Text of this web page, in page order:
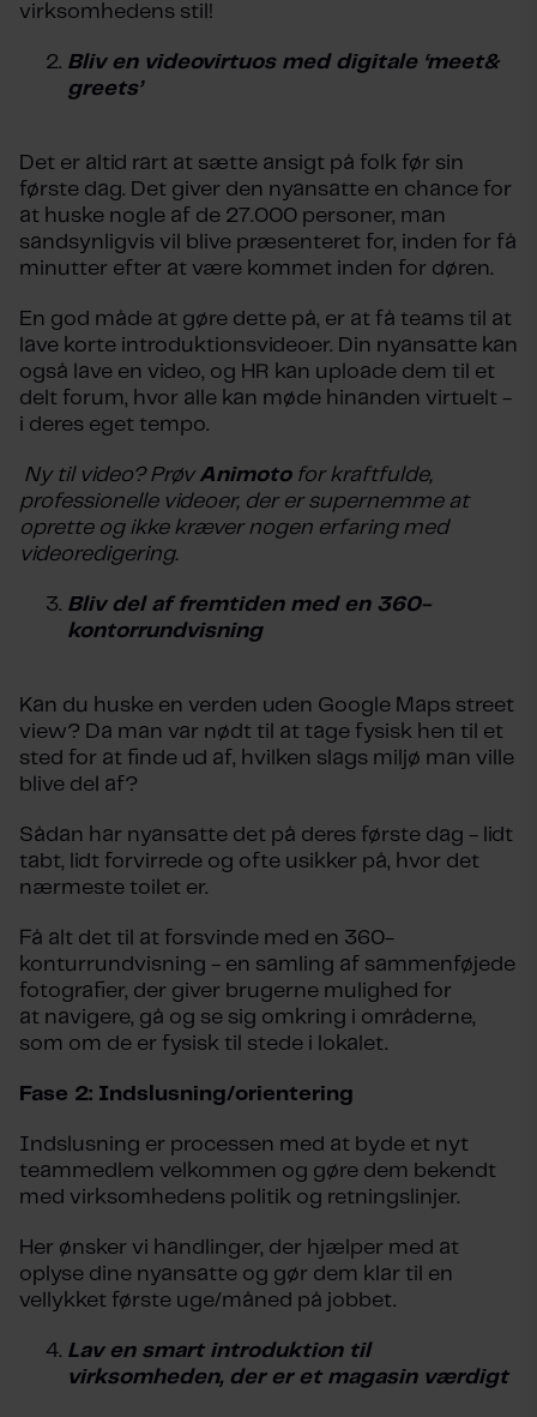
virksomhedens stil!
Bliv en videovirtuos med digitale ‘meet&
greets’
Det er altid rart at sætte ansigt på folk før sin
første dag. Det giver den nyansatte en chance for
at huske nogle af de 27.000 personer, man
sandsynligvis vil blive præsenteret for, inden for få
minutter efter at være kommet inden for døren.
En god måde at gøre dette på, er at få teams til at
lave korte introduktionsvideoer. Din nyansatte kan
også lave en video, og HR kan uploade dem til et
delt forum, hvor alle kan møde hinanden virtuelt -
i deres eget tempo.
Ny til video? PrøvAnimotofor kraftfulde,
professionelle videoer, der er supernemme at
oprette og ikke kræver nogen erfaring med
videoredigering.
Bliv del af fremtiden med en 360-
kontorrundvisning
Kan du huske en verden uden Google Maps street
view? Da man var nødt til at tage fysisk hen til et
sted for at finde ud af, hvilken slags miljø man ville
blive del af?
Sådan har nyansatte det på deres første dag - lidt
tabt, lidt forvirrede og ofte usikker på, hvor det
nærmeste toilet er.
Få alt det til at forsvinde med en 360-
konturrundvisning - en samling af sammenføjede
fotografier, der giver brugerne mulighed for
at navigere, gå og se sig omkring i områderne,
som om de er fysisk til stede i lokalet.
Fase 2: Indslusning/orientering
Indslusning er processen med at byde et nyt
teammedlem velkommen og gøre dem bekendt
med virksomhedens politik og retningslinjer.
Her ønsker vi handlinger, der hjælper med at
oplyse dine nyansatte og gør dem klar til en
vellykket første uge/måned på jobbet.
Lav en smart introduktion til
virksomheden, der er et magasin værdigt